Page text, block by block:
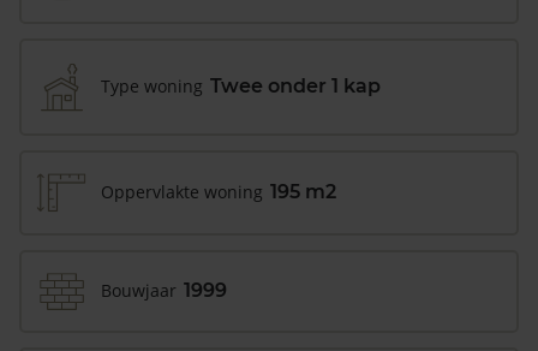
Type woning Twee onder 1 kap
Oppervlakte woning 195 m2
Bouwjaar 1999